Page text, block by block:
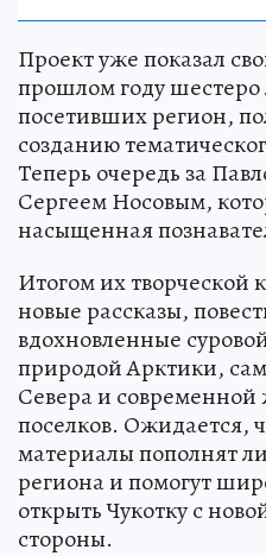
Проект уже показал
прошлом году шестеро
посетивших регион,
созданию
Теперь очередь за
Сергеем Носовым,
насыщенная
Итогом их творческой
новые рассказы,
вдохновленные
природой Арктики,
Севера и современной
поселков. Ожидается,
материалы пополнят
региона и помогут
открыть Чукотку с
стороны.